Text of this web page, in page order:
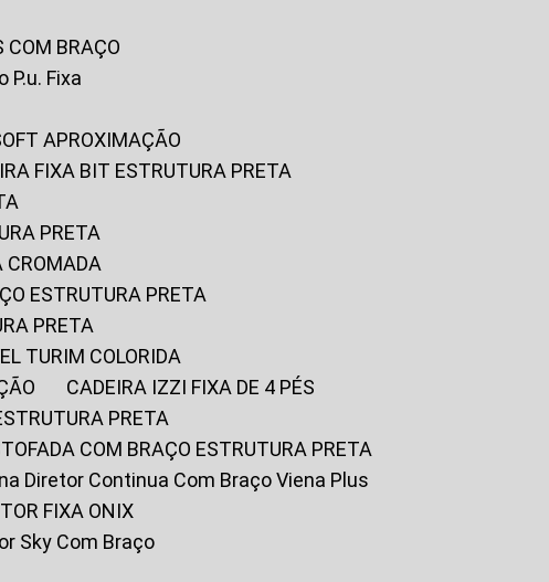
COM BRAÇO
P.u. Fixa
APROXIMAÇÃO
FIXA BIT ESTRUTURA PRETA
PRETA
CROMADA
ESTRUTURA PRETA
PRETA
TURIM COLORIDA
CADEIRA IZZI FIXA DE 4 PÉS
PRETA
COM BRAÇO ESTRUTURA PRETA
Diretor Continua Com Braço Viena Plus
FIXA ONIX
Sky Com Braço